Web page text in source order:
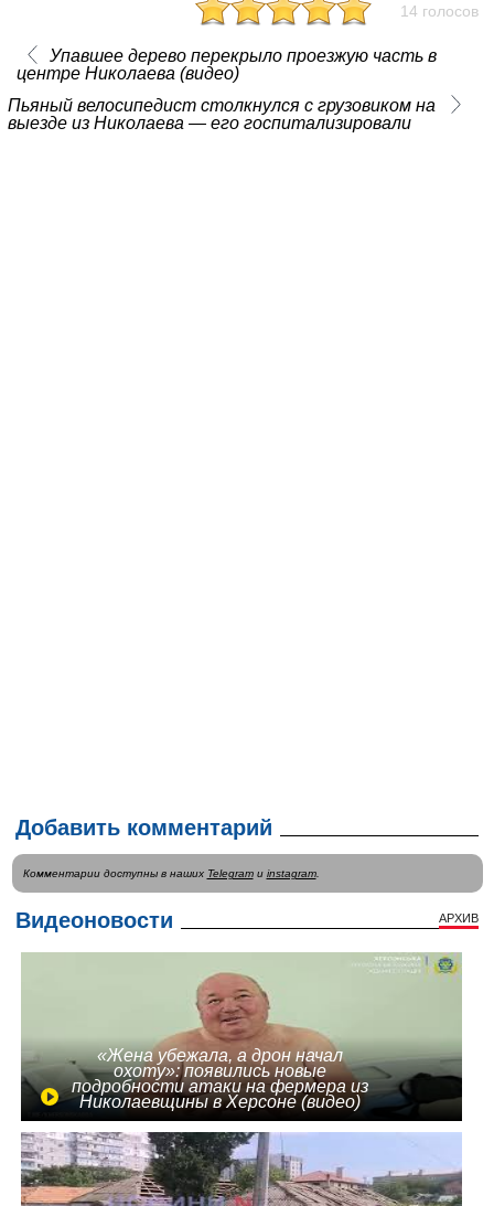
14 голосов
Упавшее дерево перекрыло проезжую часть в
центре Николаева (видео)
Пьяный велосипедист столкнулся с грузовиком на
выезде из Николаева — его госпитализировали
Добавить комментарий
Комментарии доступны в наших Telegramи instagram.
Видеоновости АРХИВ
«Жена убежала, а дрон начал
охоту»: появились новые
подробности атаки на фермера из
Николаевщины в Херсоне (видео)